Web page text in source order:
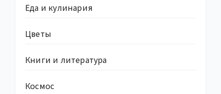
Еда и кулинария
Цветы
Книги и литература
Космос